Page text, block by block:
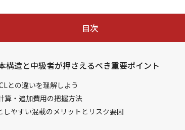
目次
構造と中級者が押さえるべき重要ポイント
との違いを理解しよう
算・追加費用の把握方法
しやすい混載のメリットとリスク要因